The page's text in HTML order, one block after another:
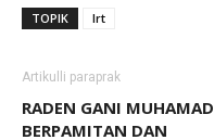
TOPIK lrt
Artikulli paraprak
RADEN GANI MUHAMAD
BERPAMITAN DAN